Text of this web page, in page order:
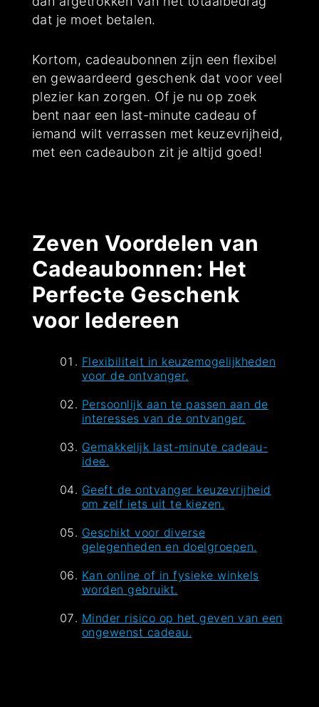
dat je moet betalen.
Kortom, cadeaubonnen zijn een flexibel
en gewaardeerd geschenk dat voor veel
plezier kan zorgen. Of je nu op zoek
bent naar een last-minute cadeau of
iemand wilt verrassen met keuzevrijheid,
met een cadeaubon zit je altijd goed!
Zeven Voordelen van
Cadeaubonnen: Het
Perfecte Geschenk
voor Iedereen
Flexibiliteit in keuzemogelijkheden
voor de ontvanger.
Persoonlijk aan te passen aan de
interesses van de ontvanger.
Gemakkelijk last-minute cadeau-
idee.
Geeft de ontvanger keuzevrijheid
om zelf iets uit te kiezen.
Geschikt voor diverse
gelegenheden en doelgroepen.
Kan online of in fysieke winkels
worden gebruikt.
Minder risico op het geven van een
ongewenst cadeau.